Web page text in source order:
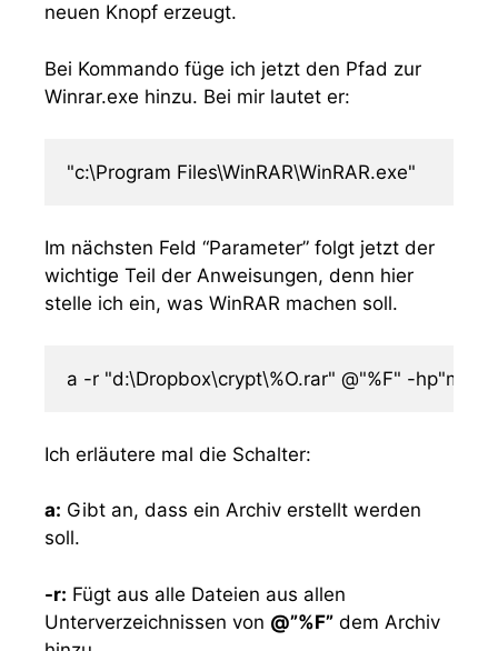
neuen Knopf erzeugt.
Bei Kommando füge ich jetzt den Pfad zur
Winrar.exe hinzu. Bei mir lautet er:
"c:\Program Files\WinRAR\WinRAR.exe"
Im nächsten Feld “Parameter” folgt jetzt der
wichtige Teil der Anweisungen, denn hier
stelle ich ein, was WinRAR machen soll.
a -r "d:\Dropbox\crypt\%O.rar" @"%F" -
Ich erläutere mal die Schalter:
a: Gibt an, dass ein Archiv erstellt werden
soll.
-r: Fügt aus alle Dateien aus allen
Unterverzeichnissen von @”%F” dem Archiv